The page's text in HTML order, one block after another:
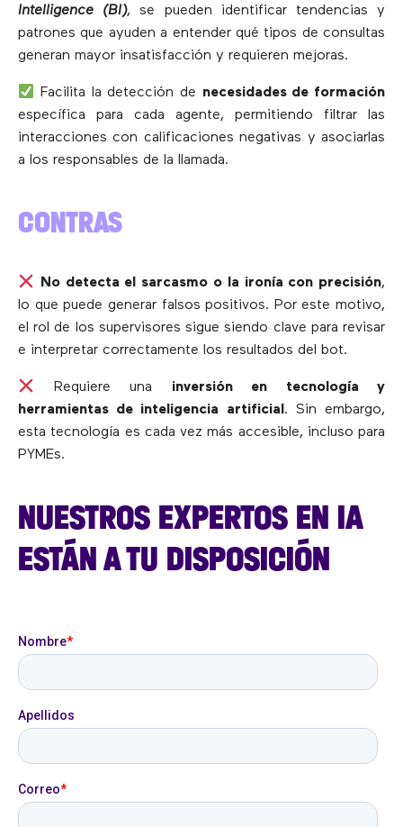
Intelligence (BI), se pueden identificar tendencias y
patrones que ayuden a entender qué tipos de consultas
generan mayor insatisfacción y requieren mejoras.
Facilita la detección de necesidades de formación
específica para cada agente, permitiendo filtrar las
interacciones con calificaciones negativas y asociarlas
a los responsables de la llamada.
CONTRAS
No detecta el sarcasmo o la ironía con precisión,
lo que puede generar falsos positivos. Por este motivo,
el rol de los supervisores sigue siendo clave para revisar
e interpretar correctamente los resultados del bot.
Requiere una inversión en tecnología y
herramientas de inteligencia artificial . Sin embargo,
esta tecnología es cada vez más accesible, incluso para
PYMEs.
NUESTROS EXPERTOS EN IA
ESTÁN A TU DISPOSICIÓN